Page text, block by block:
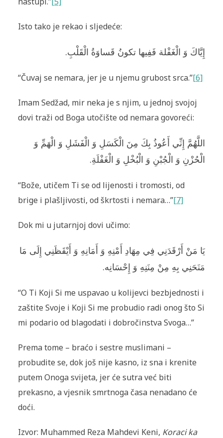
Isto tako je rekao i sljedeće:
إِيَّاكَ وَ الْغَفْلة فَفِيها تكونُ قَساوَةُ الْقَلْبِ.
“Čuvaj se nemara, jer je u njemu grubost srca.”[6]
Imam Sedžad, mir neka je s njim, u jednoj svojoj
dovi traži od Boga utočište od nemara govoreći:
اللَّهُمَّ إِنِّي أَعُوذُ بِكَ مِنَ الْكَسَلِ وَ الْفَشَلِ وَ الْهَمِّ وَ
الْحُزْنِ وَ الْجُبْنِ وَ الْبُخْلِ وَ الْغَفْلَةِ.
“Bože, utičem Ti se od lijenosti i tromosti, od
brige i plašljivosti, od škrtosti i nemara…”[7]
Dok mi u jutarnjoj dovi učimo:
يَا مَنْ أَرْقَدَنِي فِي مِهَادِ أَمْنِهِ وَ أَمَانِهِ وَ أَيْقَظَنِي إِلَى مَا
مَنَحَنِي بِهِ مِنْ مِنَنِهِ وَ إِحْسَانِه.
“O Ti Koji Si me uspavao u kolijevci bezbjednosti i
zaštite Svoje i Koji Si me probudio radi onog što Si
mi podario od blagodati i dobročinstva Svoga…”
Prema tome – braćo i sestre muslimani –
probudite se, dok još nije kasno, iz sna i krenite
putem Onoga svijeta, jer će sutra već biti
prekasno, a vjesnik smrtnoga časa nenadano će
doći.
Izvor: Muhammed Reza Mahdevi Keni, Koraci ka